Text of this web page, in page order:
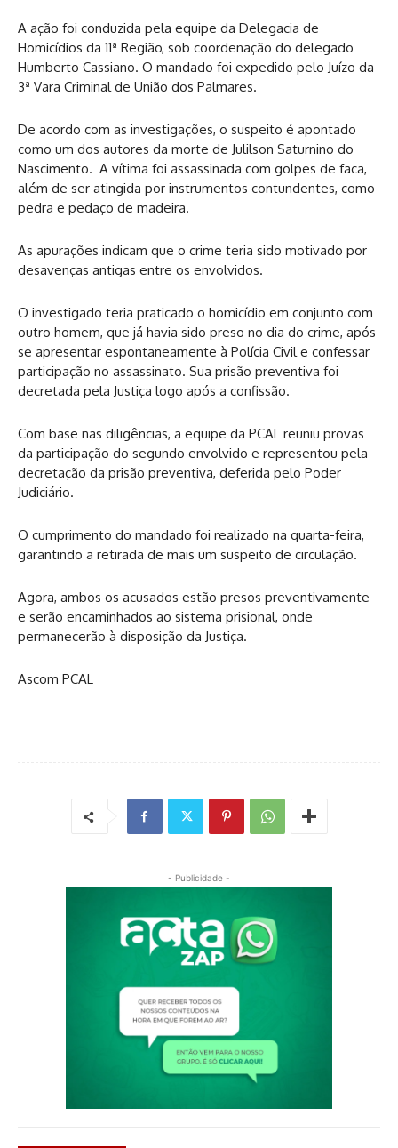
A ação foi conduzida pela equipe da Delegacia de
Homicídios da 11ª Região, sob coordenação do delegado
Humberto Cassiano. O mandado foi expedido pelo Juízo da
3ª Vara Criminal de União dos Palmares.
De acordo com as investigações, o suspeito é apontado
como um dos autores da morte de Julilson Saturnino do
Nascimento. A vítima foi assassinada com golpes de faca,
além de ser atingida por instrumentos contundentes, como
pedra e pedaço de madeira.
As apurações indicam que o crime teria sido motivado por
desavenças antigas entre os envolvidos.
O investigado teria praticado o homicídio em conjunto com
outro homem, que já havia sido preso no dia do crime, após
se apresentar espontaneamente à Polícia Civil e confessar
participação no assassinato. Sua prisão preventiva foi
decretada pela Justiça logo após a confissão.
Com base nas diligências, a equipe da PCAL reuniu provas
da participação do segundo envolvido e representou pela
decretação da prisão preventiva, deferida pelo Poder
Judiciário.
O cumprimento do mandado foi realizado na quarta-feira,
garantindo a retirada de mais um suspeito de circulação.
Agora, ambos os acusados estão presos preventivamente
e serão encaminhados ao sistema prisional, onde
permanecerão à disposição da Justiça.
Ascom PCAL
- Publicidade -